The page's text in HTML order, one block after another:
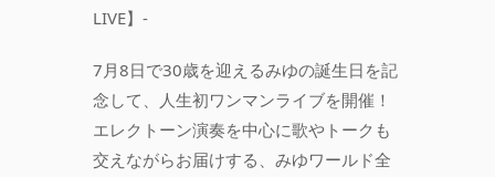
LIVE】-
7月8日で30歳を迎えるみゆの誕生日を記
念して、人生初ワンマンライブを開催！
エレクトーン演奏を中心に歌やトークも
交えながらお届けする、みゆワールド全